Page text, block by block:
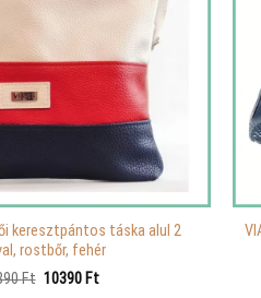
keresztpántos táska alul 2
rostbőr, fehér
Ft Original
10390 FtCurrent